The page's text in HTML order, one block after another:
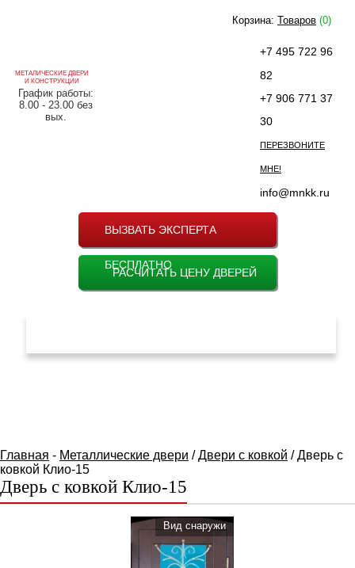
МЕТАЛИЧЕСКИЕ ДВЕРИ
И КОНСТРУКЦИИ
График работы:
8.00 - 23.00 без
вых.
+7 495 722 96
82
+7 906 771 37
30
ПЕРЕЗВОНИТЕ
МНЕ!
info@mnkk.ru
ВЫЗВАТЬ ЭКСПЕРТА
БЕСПЛАТНО
РАСЧИТАТЬ ЦЕНУ ДВЕРЕЙ
Корзина: Товаров (0)
Главная - Металлические двери /Двери с ковкой / Дверь с
ковкой Клио-15
Дверь с ковкой Клио-15
Вид cнаружи